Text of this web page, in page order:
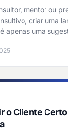
mentor ou
criar uma
apenas uma
o Cliente